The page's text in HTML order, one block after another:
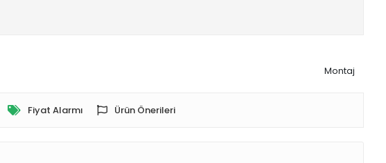
Montaj
Fiyat Alarmı Ürün Önerileri